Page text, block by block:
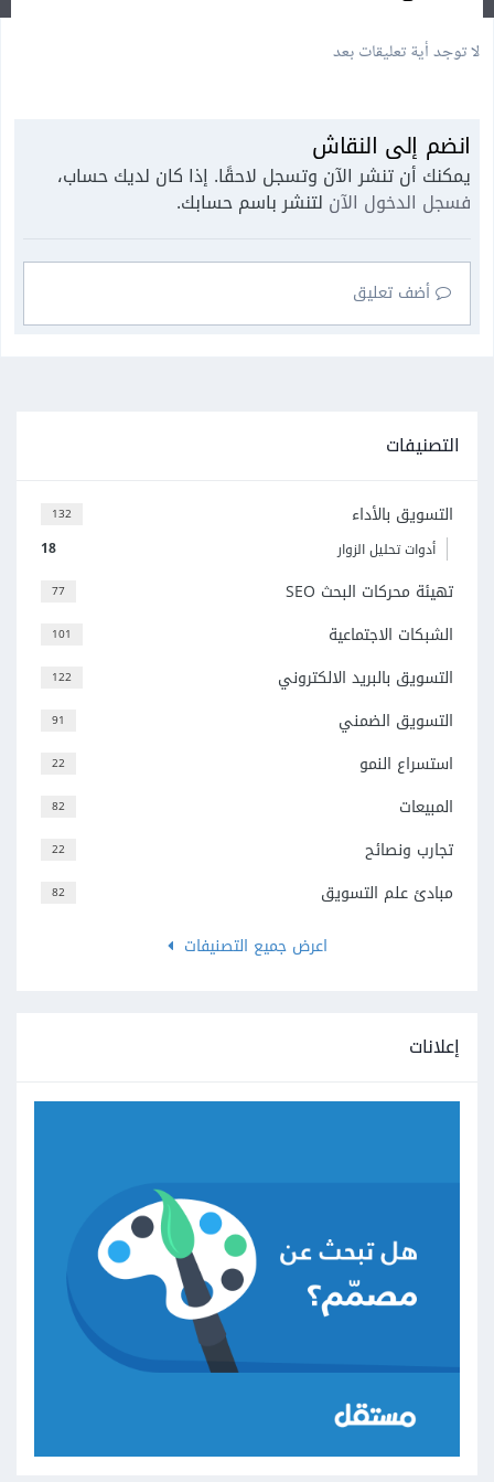
لا توجد أية تعليقات بعد
انضم إلى النقاش
يمكنك أن تنشر الآن وتسجل لاحقًا. إذا كان لديك حساب،
فسجل الدخول الآن لتنشر باسم حسابك.
أضف تعليق
التصنيفات
132 التسويق بالأداء
18 أدوات تحليل الزوار
77 تهيئة محركات البحث SEO
101 الشبكات الاجتماعية
122 التسويق بالبريد الالكتروني
91 التسويق الضمني
22 استسراع النمو
82 المبيعات
22 تجارب ونصائح
82
مبادئ علم التسويق
اعرض جميع التصنيفات
إعلانات